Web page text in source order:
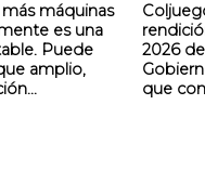
máquinas
es una
Puede
amplio,
2026
que